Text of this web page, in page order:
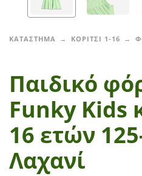
ΚΑΤΑΣΤΗΜΑ ΚΟΡΙΤΣΙ 1-16
Παιδικό
Funky Kids
16 ετών
Λαχανί